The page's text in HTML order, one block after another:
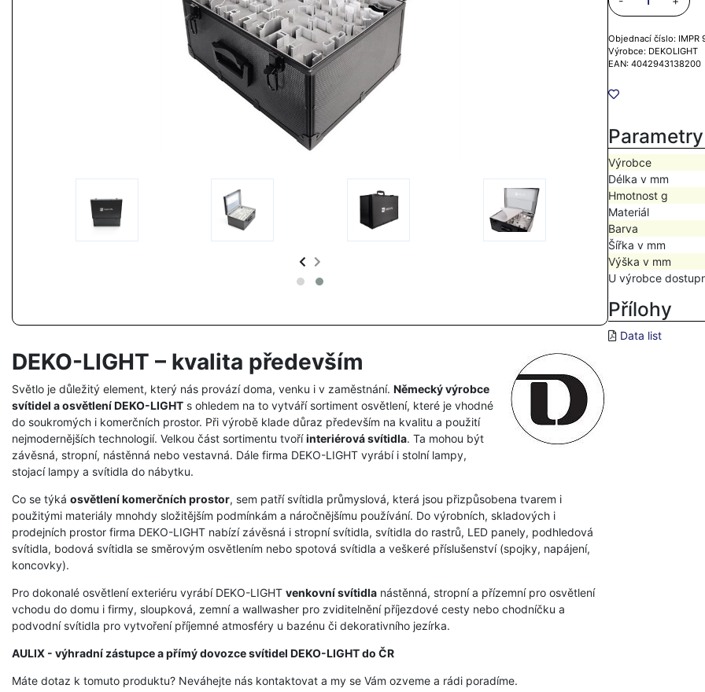
DEKO-LIGHT – kvalita především
Světlo je důležitý element, který nás provází doma, venku i v zaměstnání. Německý výrobce
svítidel a osvětlení DEKO-LIGHT s ohledem na to vytváří sortiment osvětlení, které je vhodné
do soukromých i komerčních prostor. Při výrobě klade důraz především na kvalitu a použití
nejmodernějších technologií. Velkou část sortimentu tvoříinteriérová svítidla. Ta mohou být
závěsná, stropní, nástěnná nebo vestavná. Dále firma DEKO-LIGHT vyrábí i stolní lampy,
stojací lampy a svítidla do nábytku.
Co se týká osvětlení komerčních prostor, sem patří svítidla průmyslová, která jsou přizpůsobena tvarem i
použitými materiály mnohdy složitějším podmínkám a náročnějšímu používání. Do výrobních, skladových i
prodejních prostor firma DEKO-LIGHT nabízí závěsná i stropní svítidla, svítidla do rastrů, LED panely, podhledová
svítidla, bodová svítidla se směrovým osvětlením nebo spotová svítidla a veškeré příslušenství (spojky, napájení,
koncovky).
Pro dokonalé osvětlení exteriéru vyrábí DEKO-LIGHT venkovní svítidla nástěnná, stropní a přízemní pro osvětlení
vchodu do domu i firmy, sloupková, zemní a wallwasher pro zviditelnění příjezdové cesty nebo chodníčku a
podvodní svítidla pro vytvoření příjemné atmosféry u bazénu či dekorativního jezírka.
AULIX - výhradní zástupce a přímý dovozce svítidel DEKO-LIGHT do ČR
Objednací číslo: IMPR
Výrobce: DEKOLIGHT
EAN: 4042943138200
Parametry
Výrobce
Délka v mm
Hmotnost g
Materiál
Barva
Šířka v mm
Výška v mm
U výrobce
Přílohy
Data list
Máte dotaz k tomuto produktu? Neváhejte nás kontaktovat a my se Vám ozveme a rádi poradíme.